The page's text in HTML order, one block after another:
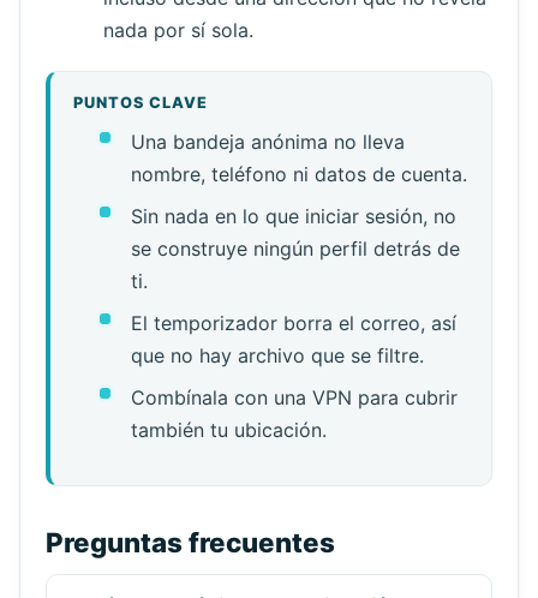
nada por sí sola.
PUNTOS CLAVE
Una bandeja anónima no lleva
nombre, teléfono ni datos de cuenta.
Sin nada en lo que iniciar sesión, no
se construye ningún perfil detrás de
ti.
El temporizador borra el correo, así
que no hay archivo que se filtre.
Combínala con una VPN para cubrir
también tu ubicación.
Preguntas frecuentes